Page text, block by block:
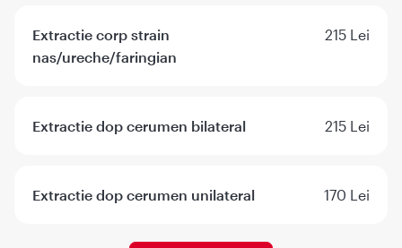
Extractie corp strain
nas/ureche/faringian
215 Lei
Extractie dop cerumen bilateral 215 Lei
Extractie dop cerumen unilateral 170 Lei